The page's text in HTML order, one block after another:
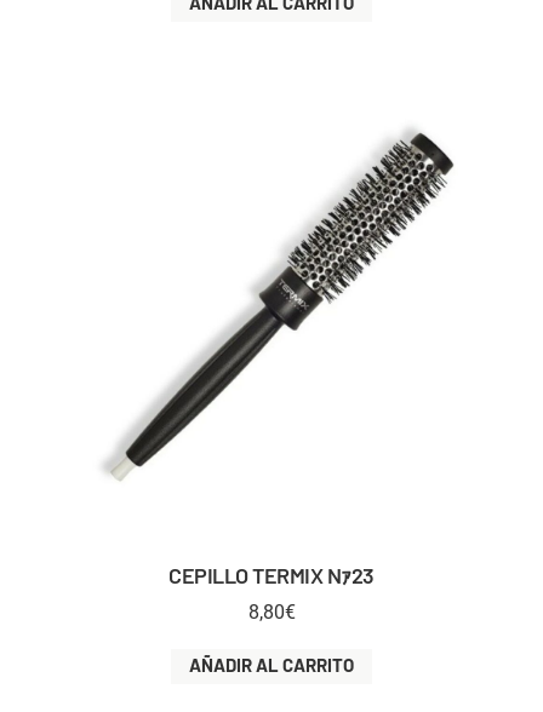
CEPILLO TERMIX Nｧ23
8,80€
AÑADIR AL CARRITO